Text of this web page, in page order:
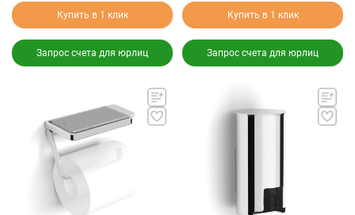
Купить в 1 клик
Запрос счета для юрлиц
Купить в 1 клик
Запрос счета для юрлиц